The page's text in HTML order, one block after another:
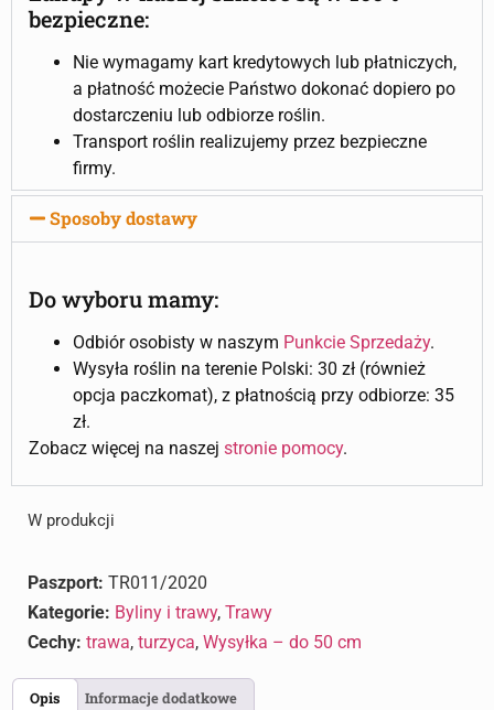
bezpieczne:
Nie wymagamy kart kredytowych lub płatniczych,
a płatność możecie Państwo dokonać dopiero po
dostarczeniu lub odbiorze roślin.
Transport roślin realizujemy przez bezpieczne
firmy.
Sposoby dostawy
Do wyboru mamy:
Odbiór osobisty w naszym Punkcie Sprzedaży.
Wysyła roślin na terenie Polski: 30 zł (również
opcja paczkomat), z płatnością przy odbiorze: 35
zł.
Zobacz więcej na naszej stronie pomocy.
W produkcji
Paszport: TR011/2020
Kategorie: Byliny i trawy, Trawy
Cechy: trawa, turzyca, Wysyłka – do 50 cm
Opis Informacje dodatkowe